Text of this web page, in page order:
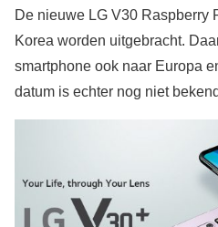
De nieuwe LG V30 Raspberry
Korea worden uitgebracht.
smartphone ook naar Europa
datum is echter nog niet